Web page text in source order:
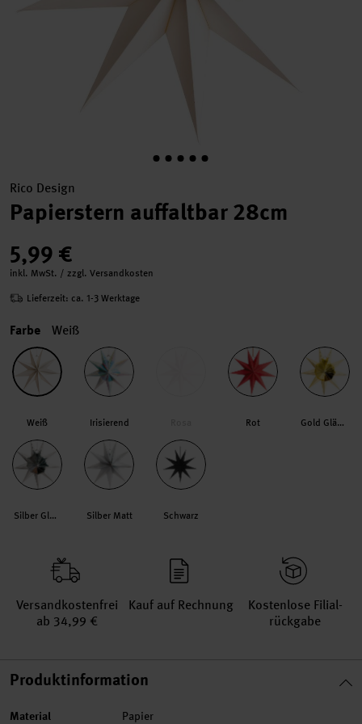
Rico Design
Papierstern auffaltbar 28cm
5,99 €
inkl. MwSt. / zzgl. Versandkosten
Lieferzeit: ca. 1-3 Werktage
Farbe Weiß
Weiß Irisierend Rot Gold Glänzend
Silber Glänzend Silber Matt Schwarz
Versand­kosten­frei
ab 34,99 €
Kauf auf Rechnung
Kosten­lose Filial­
rückgabe
Produktinformation
Material Papier